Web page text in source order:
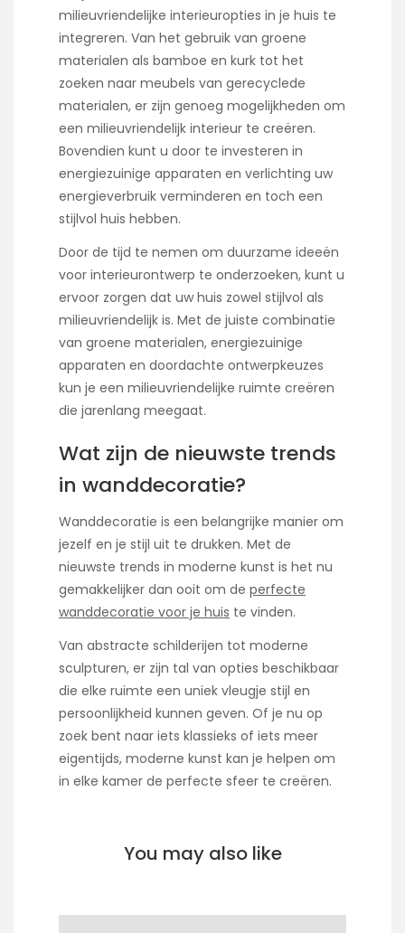
milieuvriendelijke interieuropties in je huis te
integreren. Van het gebruik van groene
materialen als bamboe en kurk tot het
zoeken naar meubels van gerecyclede
materialen, er zijn genoeg mogelijkheden om
een milieuvriendelijk interieur te creëren.
Bovendien kunt u door te investeren in
energiezuinige apparaten en verlichting uw
energieverbruik verminderen en toch een
stijlvol huis hebben.
Door de tijd te nemen om duurzame ideeën
voor interieurontwerp te onderzoeken, kunt u
ervoor zorgen dat uw huis zowel stijlvol als
milieuvriendelijk is. Met de juiste combinatie
van groene materialen, energiezuinige
apparaten en doordachte ontwerpkeuzes
kun je een milieuvriendelijke ruimte creëren
die jarenlang meegaat.
Wat zijn de nieuwste trends
in wanddecoratie?
Wanddecoratie is een belangrijke manier om
jezelf en je stijl uit te drukken. Met de
nieuwste trends in moderne kunst is het nu
gemakkelijker dan ooit om de perfecte
wanddecoratie voor je huis te vinden.
Van abstracte schilderijen tot moderne
sculpturen, er zijn tal van opties beschikbaar
die elke ruimte een uniek vleugje stijl en
persoonlijkheid kunnen geven. Of je nu op
zoek bent naar iets klassieks of iets meer
eigentijds, moderne kunst kan je helpen om
in elke kamer de perfecte sfeer te creëren.
You may also like